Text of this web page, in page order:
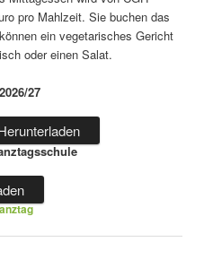
pro Mahlzeit. Sie buchen das
ein vegetarisches Gericht
oder einen Salat.
27